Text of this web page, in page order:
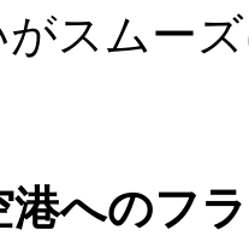
スムー
港へのフ